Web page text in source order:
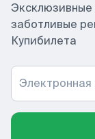
Эксклюзивные
заботливые
Купибилета
Электронная